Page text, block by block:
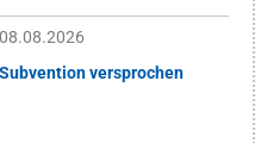
08.08.2026
Subvention versprochen